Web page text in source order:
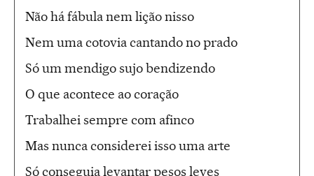
Não há fábula nem lição nisso
Nem uma cotovia cantando no prado
Só um mendigo sujo bendizendo
O que acontece ao coração
Trabalhei sempre com afinco
Mas nunca considerei isso uma arte
Só conseguia levantar pesos leves